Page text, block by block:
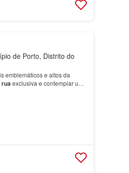
de Porto, Distrito do
emblemáticos e altos da
ruaexclusiva e contemplar uma
ao R…